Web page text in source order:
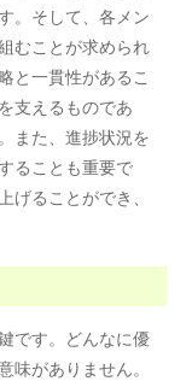
。そして、各メン
むことが求められ
と一貫性があるこ
支えるものであ
また、進捗状況を
ることも重要で
ることができ、
です。どんなに優
がありません。